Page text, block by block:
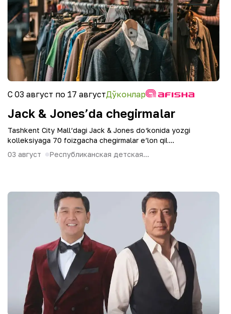
С 03 август по 17 августДўконлар
Jack & Jones’da chegirmalar
Tashkent City Mall’dagi Jack & Jones do‘konida yozgi
kolleksiyaga 70 foizgacha chegirmalar e’lon qil...
03 август
Республиканская детская...